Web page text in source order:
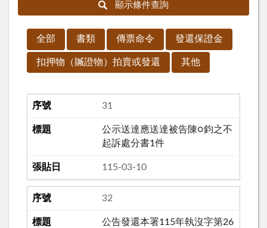
顯示條件查詢
全部 書類 傳票命令 發還保證金
扣押物（贓證物）拍賣或發還 其他
31
公示送達應送達被告陳○鈞之不
起訴處分書1件
115-03-10
32
公告發還本署115年執沒字第26